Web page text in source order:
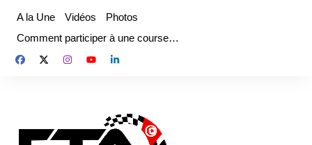
contenu
A la Une Vidéos
Photos
Comment participer à une course…